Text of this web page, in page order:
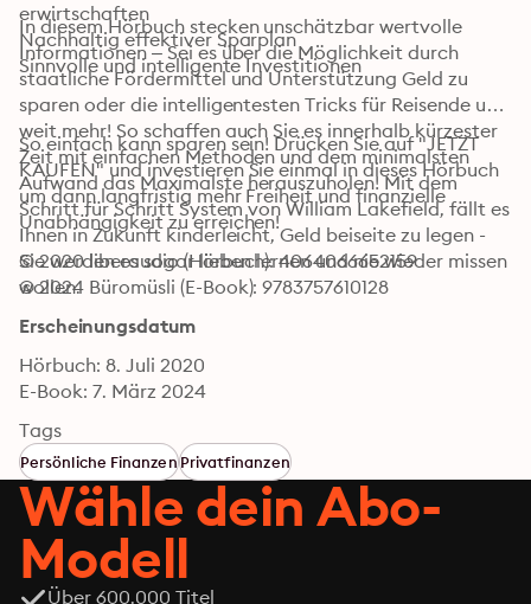
erwirtschaften
Nachhaltig effektiver Sparplan
Sinnvolle und intelligente Investitionen
In diesem Hörbuch stecken unschätzbar wertvolle
Informationen – Sei es über die Möglichkeit durch
staatliche Fördermittel und Unterstützung Geld zu
sparen oder die intelligentesten Tricks für Reisende und
weit mehr! So schaffen auch Sie es innerhalb kürzester
Zeit mit einfachen Methoden und dem minimalsten
Aufwand das Maximalste herauszuholen! Mit dem
Schritt für Schritt System von William Lakefield, fällt es
Ihnen in Zukunft kinderleicht, Geld beiseite zu legen -
Sie werden es sogar lieben lernen und nie wieder missen
wollen.
So einfach kann sparen sein! Drücken Sie auf "JETZT
KAUFEN" und investieren Sie einmal in dieses Hörbuch
um dann langfristig mehr Freiheit und finanzielle
Unabhängigkeit zu erreichen!
© 2020 liberaudio (Hörbuch): 4064066652159
© 2024 Büromüsli (E-Book): 9783757610128
Erscheinungsdatum
Hörbuch: 8. Juli 2020
E-Book: 7. März 2024
Tags
Persönliche FinanzenPrivatfinanzen
Wähle dein Abo-
Modell
Über 600.000 Titel